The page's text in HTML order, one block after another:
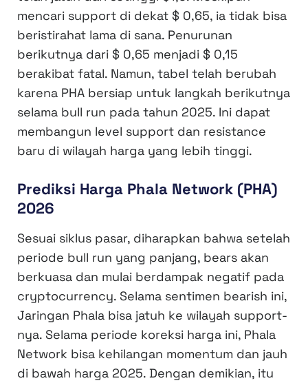
mencari support di dekat $ 0,65, ia tidak bisa
beristirahat lama di sana. Penurunan
berikutnya dari $ 0,65 menjadi $ 0,15
berakibat fatal. Namun, tabel telah berubah
karena PHA bersiap untuk langkah berikutnya
selama bull run pada tahun 2025. Ini dapat
membangun level support dan resistance
baru di wilayah harga yang lebih tinggi.
Prediksi Harga Phala Network (PHA)
2026
Sesuai siklus pasar, diharapkan bahwa setelah
periode bull run yang panjang, bears akan
berkuasa dan mulai berdampak negatif pada
cryptocurrency. Selama sentimen bearish ini,
Jaringan Phala bisa jatuh ke wilayah support-
nya. Selama periode koreksi harga ini, Phala
Network bisa kehilangan momentum dan jauh
di bawah harga 2025. Dengan demikian, itu